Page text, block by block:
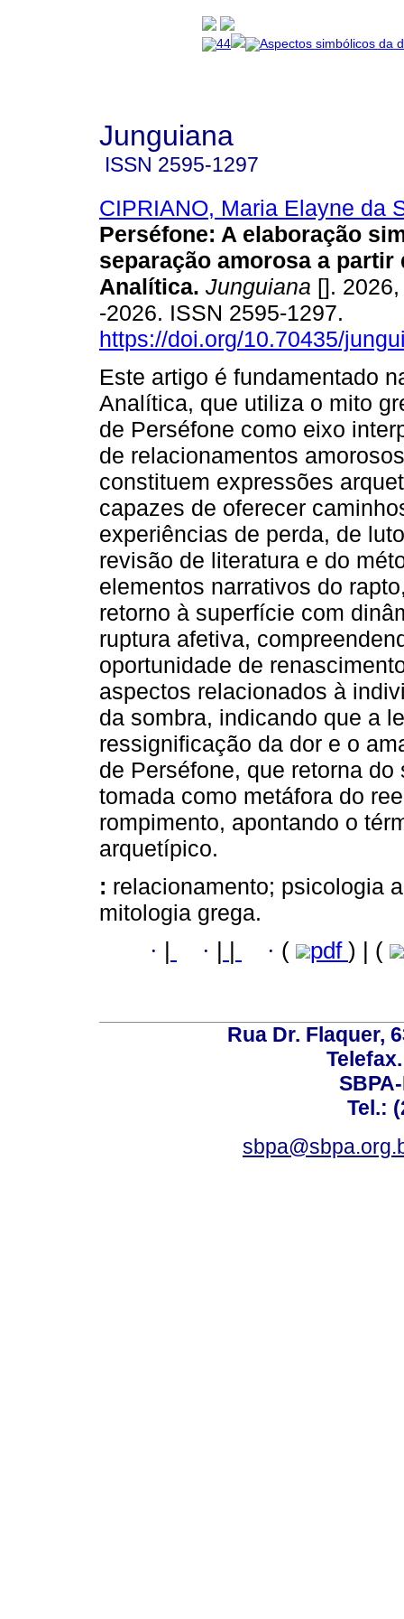
Junguiana
ISSN 2595-1297
CIPRIANO, Maria Elayne da
Perséfone: A elaboração
separação amorosa a partir
Analítica. Junguiana [].
-2026. ISSN 2595-1297.
https://doi.org/10.70435/
Este artigo é fundamentado
Analítica, que utiliza o mito
de Perséfone como eixo
de relacionamentos
constituem expressões
capazes de oferecer
experiências de perda, de
revisão de literatura e do
elementos narrativos do
retorno à superfície com
ruptura afetiva,
oportunidade de
aspectos relacionados à
da sombra, indicando que a
ressignificação da dor e o
de Perséfone, que retorna
tomada como metáfora do
rompimento, apontando o
arquetípico.
: relacionamento; psicologia
mitologia grega.
· · · ( pdf ) | (
Rua Dr. Flaquer,
Tel.: